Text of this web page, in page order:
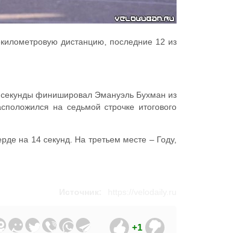
дистанцию, последние 12 из
финишировал Эмануэль Бухман из
на седьмой строчке итогового
на 14 секунд. На третьем месте – Году,
+1